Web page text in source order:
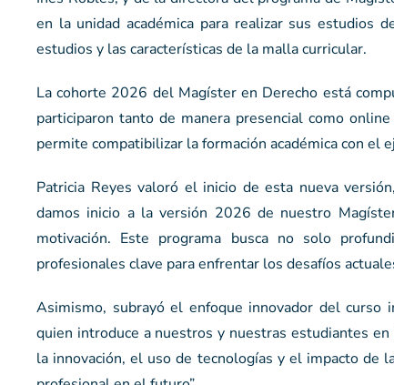
en la unidad académica para realizar sus estudios
estudios y las características de la malla curricular.
La cohorte 2026 del Magíster en Derecho está
participaron tanto de manera presencial como
permite compatibilizar la formación académica con el
Patricia Reyes valoró el inicio de esta nueva
damos inicio a la versión 2026 de nuestro
motivación. Este programa busca no solo
profesionales clave para enfrentar los desafíos
Asimismo, subrayó el enfoque innovador del curso
quien introduce a nuestros y nuestras estudiantes
la innovación, el uso de tecnologías y el impacto de